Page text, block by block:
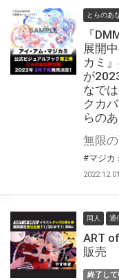
とらのあ
『
展開
カミ
が
なで
クカ
らの
#マジカ
2022.12.01
同人 通
ART
販売
終了し